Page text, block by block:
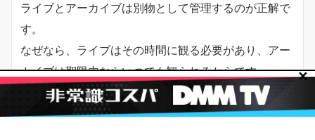
ライブとアーカイブは別物として管理するのが正解で
す。
なぜなら、ライブはその時間に観る必要があり、アー
カイブは期限内ならいつでも観られるからです。
おすすめは次の流れです。
✕